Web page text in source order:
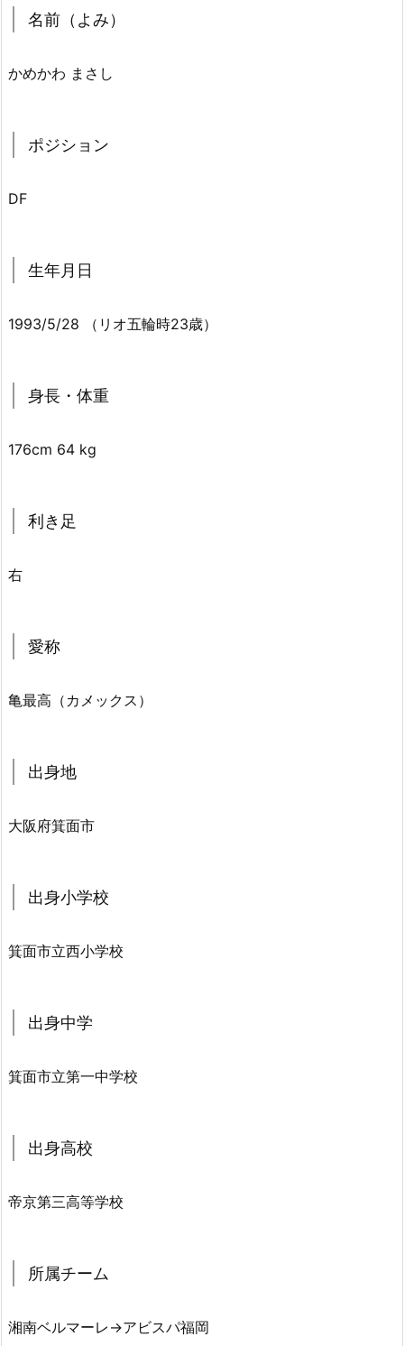
名前（よみ）
かめかわ まさし
ポジション
DF
生年月日
1993/5/28 （リオ五輪時23歳）
身長・体重
176cm 64 kg
利き足
右
愛称
亀最高（カメックス）
出身地
大阪府箕面市
出身小学校
箕面市立西小学校
出身中学
箕面市立第一中学校
出身高校
帝京第三高等学校
所属チーム
湘南ベルマーレ→アビスパ福岡